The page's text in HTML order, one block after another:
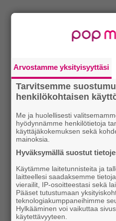
Arvostamme yksityisyyttäsi
Tarvitsemme
henkilökohtaisen
Me ja huolellisesti
hyödynnämme henkilötietoja
käyttäjäkokemuksen sekä
mainoksia.
Hyväksymällä suostut
Käytämme laitetunnisteita ja
laitteellesi saadaksemme
vierailit, IP-osoitteestasi sekä
Pääset tutustumaan
teknologiakumppaneihimme
Hylkääminen voi vaikuttaa
käytettävyyteen.